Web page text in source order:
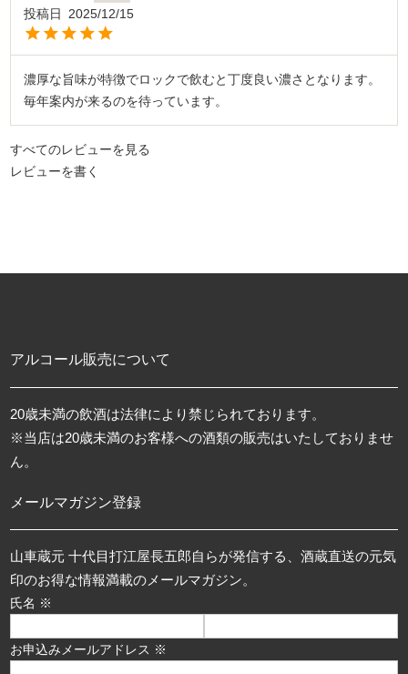
投稿日
2025/12/15
濃厚な旨味が特徴でロックで飲むと丁度良い濃さとなります。
毎年案内が来るのを待っています。
すべてのレビューを見る
レビューを書く
アルコール販売について
20歳未満の飲酒は法律により禁じられております。
※当店は20歳未満のお客様への酒類の販売はいたしておりませ
ん。
メールマガジン登録
山車蔵元 十代目打江屋長五郎自らが発信する、酒蔵直送の元気
印のお得な情報満載のメールマガジン。
氏名 ※
お申込みメールアドレス ※